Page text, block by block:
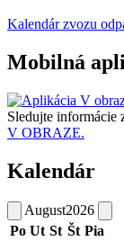
Kalendár zvozu
Mobilná
Sledujte informácie
V OBRAZE.
Kalendár
August2026
Po Ut St Št Pia